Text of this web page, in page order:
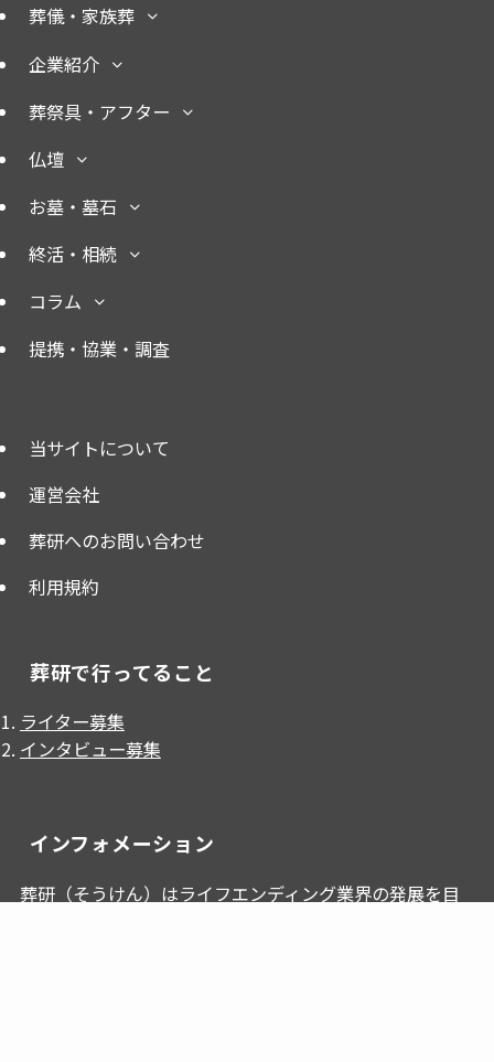
葬儀・家族葬
企業紹介
葬祭具・アフター
仏壇
お墓・墓石
終活・相続
コラム
提携・協業・調査
当サイトについて
運営会社
葬研へのお問い合わせ
利用規約
葬研で行ってること
ライター募集
インタビュー募集
インフォメーション
葬研（そうけん）はライフエンディング業界の発展を目